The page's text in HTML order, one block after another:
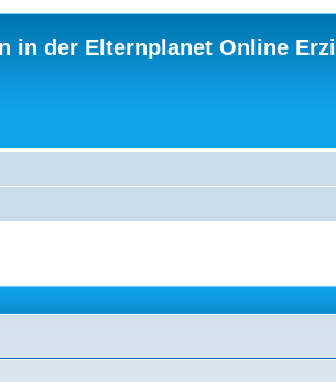
in der Elternplanet Online